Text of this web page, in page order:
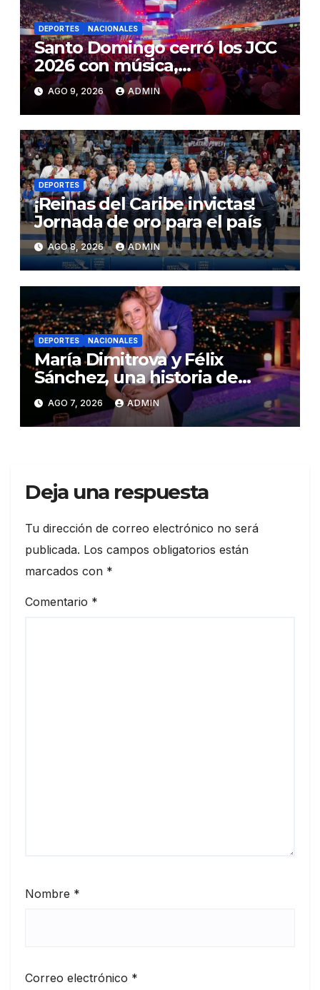
DEPORTES NACIONALES
Santo Domingo cerró los JCC
2026 con música,
reconocimientos y alegría
AGO 9, 2026 ADMIN
DEPORTES
¡Reinas del Caribe invictas!
Jornada de oro para el país
AGO 8, 2026 ADMIN
DEPORTES NACIONALES
María Dimitrova y Félix
Sánchez, una historia de
amor escrita con medallas de
oro
AGO 7, 2026 ADMIN
Deja una respuesta
Tu dirección de correo electrónico no será
publicada. Los campos obligatorios están
marcados con *
Comentario *
Nombre *
Correo electrónico *